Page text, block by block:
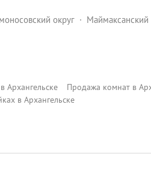
округ Маймаксанский
Архангельске Продажа комнат в
в Архангельске